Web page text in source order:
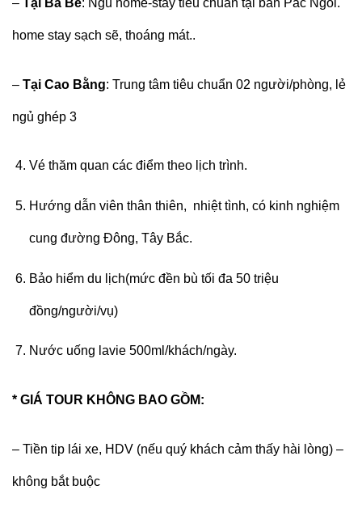
home stay sạch sẽ, thoáng mát..
– Tại Cao Bằng: Trung tâm tiêu chuẩn 02 người/phòng, lẻ
ngủ ghép 3
Vé thăm quan các điểm theo lịch trình.
Hướng dẫn viên thân thiên, nhiệt tình, có kinh nghiệm
cung đường Đông, Tây Bắc.
Bảo hiểm du lịch(mức đền bù tối đa 50 triệu
đồng/người/vụ)
Nước uống lavie 500ml/khách/ngày.
* GIÁ TOUR KHÔNG BAO GỒM:
– Tiền tip lái xe, HDV (nếu quý khách cảm thấy hài lòng) –
không bắt buộc